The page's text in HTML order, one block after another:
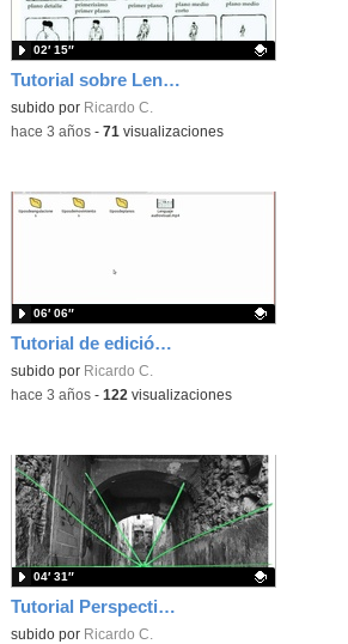
Tutorial sobre Lenguaje Audiovisual
Contenido educativo.
subido por Ricardo C.
02′ 15″
-hace 3 años- 71 visualizaciones
Tutorial de edición de videos con Canva
Contenido educativo.
subido por Ricardo C.
06′ 06″
-hace 3 años- 122 visualizaciones
Tutorial Perspectiva Cónica
Contenido educativo.
subido por Ricardo C.
04′ 31″